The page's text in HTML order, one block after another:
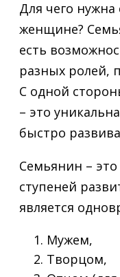
Для чего
женщине?
есть
разных ролей,
С одной
– это
быстро
Семьянин – это
ступеней
является
Мужем,
Творцом,